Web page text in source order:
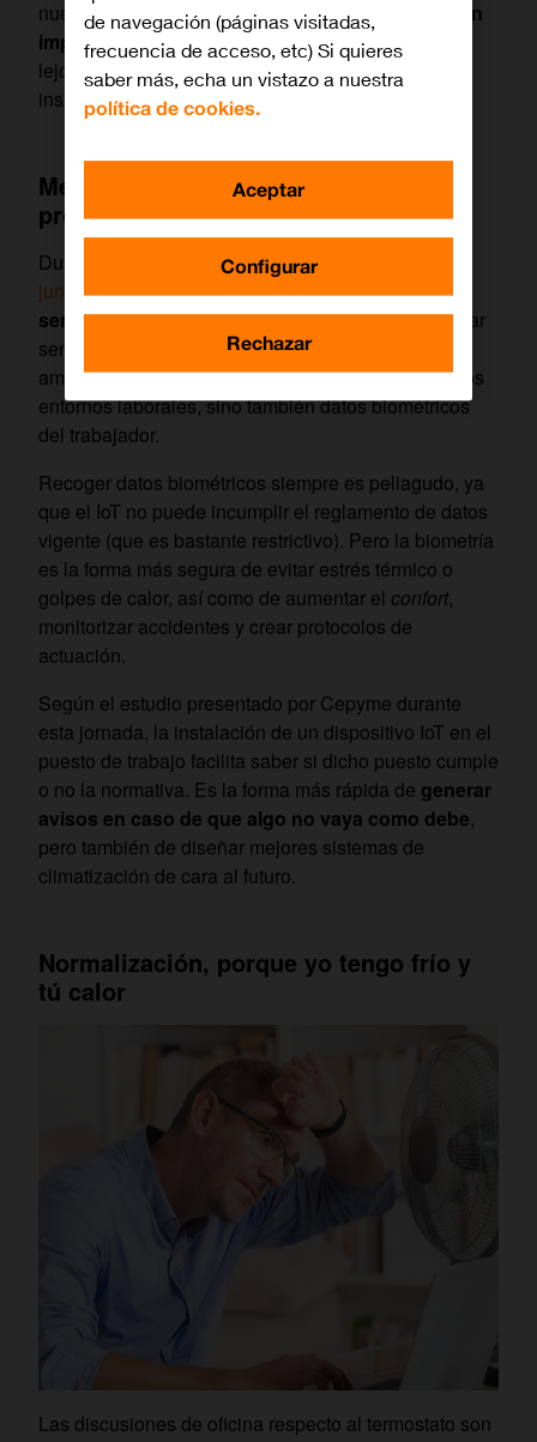
nueva ola de sensorización conectada va a tener
un
importante impacto en nuestra salud. Sin ir más
lejos, evitar el estrés térmico, malas posturas, luz
insuficiente…
Medir, primer paso para cualquier
proyecto
Durante la jornada queCepyme Aragón organizó
junto con la FSPse remarcóla necesidad de
sensorizar de forma inteligente. No solo incorporar
sensores que midan temperatura seca y humedad
ambiente, como ya viene siendo habitual en muchos
entornos laborales, sino también datos biométricos
del trabajador.
Recoger datos biométricos siempre es peliagudo, ya
que el IoT no puede incumplir el reglamento de datos
vigente (que es bastante restrictivo). Pero la biometría
es la forma más segura de evitar estrés térmico o
golpes de calor, así como de aumentar el confort,
monitorizar accidentes y crear protocolos de
actuación.
Según el estudio presentado por Cepyme durante
esta jornada, la instalación de un dispositivo IoT en el
puesto de trabajo facilita saber si dicho puesto cumple
o no la normativa. Es la forma más rápida de generar
avisos en caso de que algo no vaya como debe,
pero también de diseñar mejores sistemas de
climatización de cara al futuro.
Normalización, porque yo tengo frío y
tú calor
Las discusiones de oficina respecto al termostato son
de navegación (páginas visitadas,
frecuencia de acceso, etc) Si quieres
saber más, echa un vistazo a nuestra
política de cookies.
Configurar
Rechazar
Aceptar